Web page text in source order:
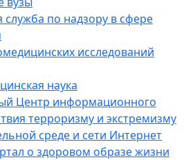
по надзору в сфере
исследований
наука
Центр информационного
терроризму и экстремизму
среде и сети Интернет
о здоровом образе жизни